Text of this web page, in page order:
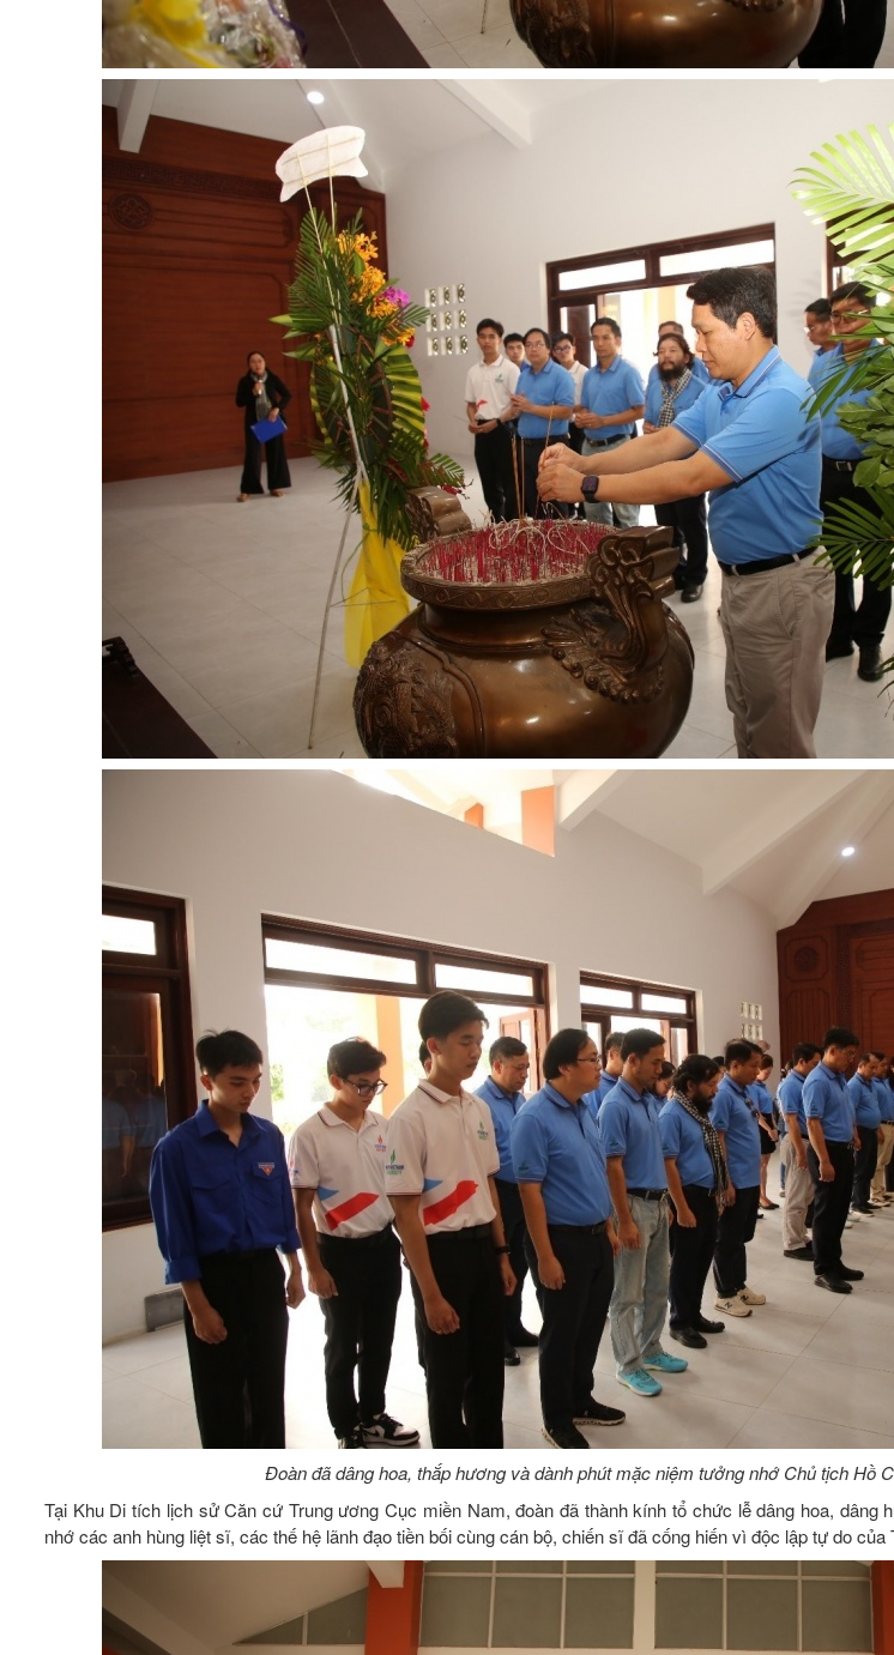
Đoàn đã dâng hoa, thắp hương và dành phút mặc niệm tưởng nhớ Chủ tịch Hồ
Tại Khu Di tích lịch sử Căn cứ Trung ương Cục miền Nam, đoàn đã thành kính tổ chức lễ dâng hoa, dâng
nhớ các anh hùng liệt sĩ, các thế hệ lãnh đạo tiền bối cùng cán bộ, chiến sĩ đã cống hiến vì độc lập tự do của